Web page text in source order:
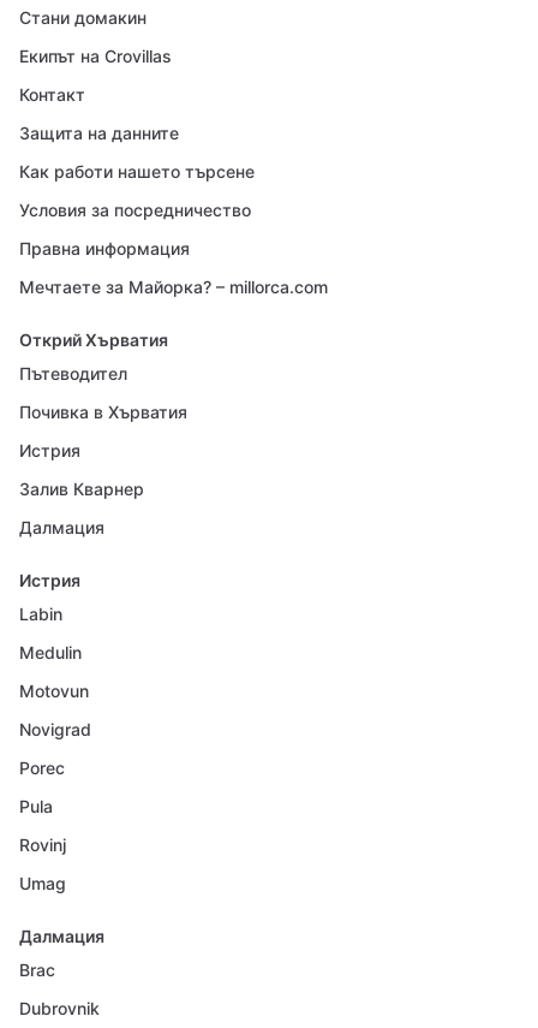
Стани домакин
Екипът на Crovillas
Контакт
Защита на данните
Как работи нашето търсене
Условия за посредничество
Правна информация
Мечтаете за Майорка? – millorca.com
Открий Хърватия
Пътеводител
Почивка в Хърватия
Истрия
Залив Кварнер
Далмация
Истрия
Labin
Medulin
Motovun
Novigrad
Porec
Pula
Rovinj
Umag
Далмация
Brac
Dubrovnik